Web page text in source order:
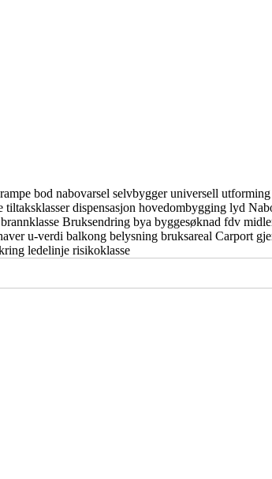
rampe bod nabovarsel selvbyggeruniversell utforming
tiltaksklasserdispensasjon hovedombygging lyd
brannklasse Bruksendring bya byggesøknad fdv
u-verdi balkong belysning bruksareal Carport
ledelinje risikoklasse